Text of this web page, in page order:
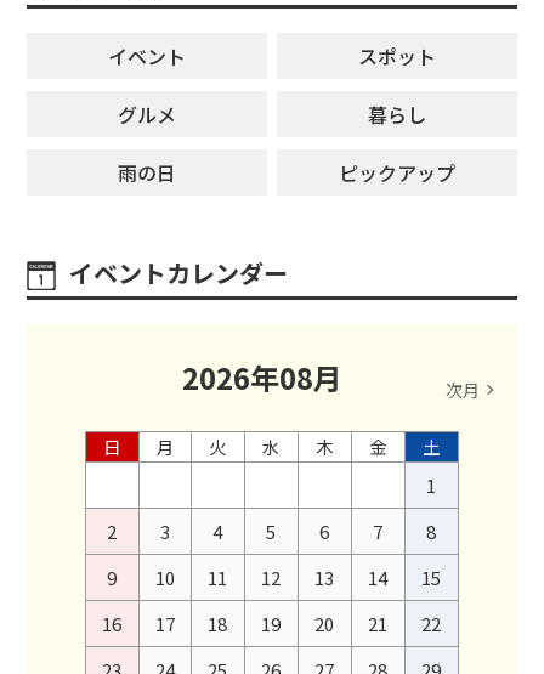
イベント
スポット
グルメ
暮らし
雨の日
ピックアップ
イベントカレンダー
2026年08月 次月
日 月 火 水 木 金
土
1
2
3 4 5 6 7
8
9
10 11 12 13 14
15
16
17 18 19 20 21
22